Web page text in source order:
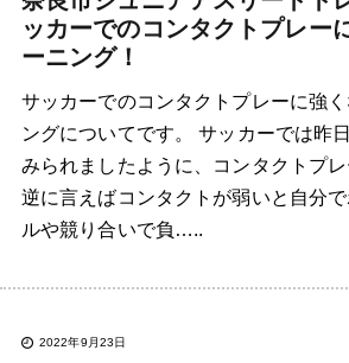
ッカーでのコンタクトプレー
ーニング！
サッカーでのコンタクトプレーに強
ングについてです。 サッカーでは昨
みられましたように、コンタクトプレ
逆に言えばコンタクトが弱いと自分
ルや競り合いで負…..
2022年9月23日